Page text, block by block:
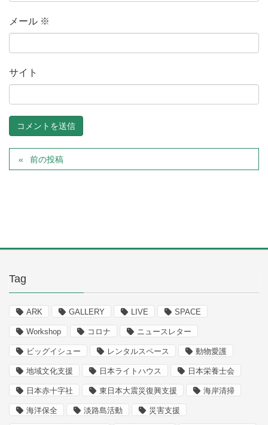
メール ※
サイト
前の投稿
Tag
ARK GALLERY LIVE SPACE
Workshop コロナ ニュースレター
ビッグイシュー レンタルスペース 動物愛護
地域文化支援 日本ライトハウス 日本栄養士会
日本赤十字社 東日本大震災復興支援 海岸清掃
海洋保全 淡路島活動 災害支援